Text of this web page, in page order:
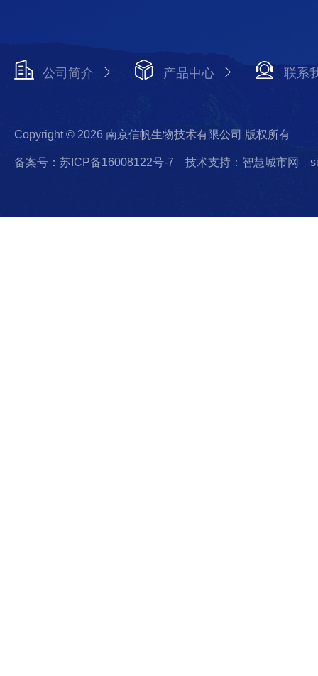
公司简介 产品中心 联系
Copyright © 2026 南京信帆生物技术有限公司 版权所有
备案号：苏ICP备16008122号-7 技术支持：智慧城市网